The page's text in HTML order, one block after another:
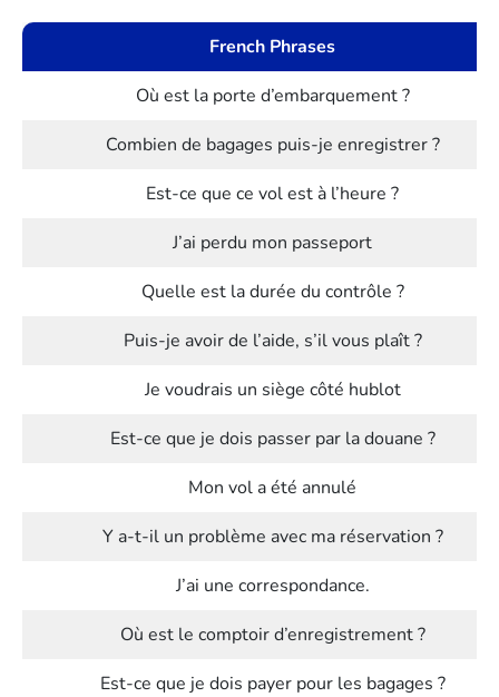
French Phrases
Où est la porte d’embarquement ?
Combien de bagages puis-je enregistrer ?
Est-ce que ce vol est à l’heure ?
J’ai perdu mon passeport
Quelle est la durée du contrôle ?
Puis-je avoir de l’aide, s’il vous plaît ?
Je voudrais un siège côté hublot
Est-ce que je dois passer par la douane ?
Mon vol a été annulé
Y a-t-il un problème avec ma réservation ?
J’ai une correspondance.
Où est le comptoir d’enregistrement ?
Est-ce que je dois payer pour les bagages ?